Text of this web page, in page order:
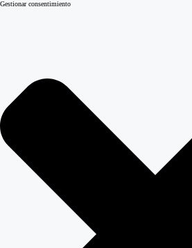
Gestionar consentimiento